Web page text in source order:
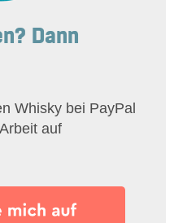
Dann
Whisky bei PayPal
auf